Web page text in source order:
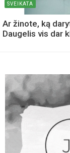
SVEIKATA
Ar žinote, ką
Daugelis vis dar